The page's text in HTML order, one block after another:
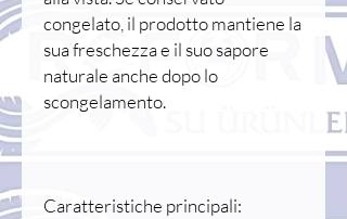
congelato, il prodotto mantiene la
sua freschezza e il suo sapore
naturale anche dopo lo
scongelamento.
Caratteristiche principali: